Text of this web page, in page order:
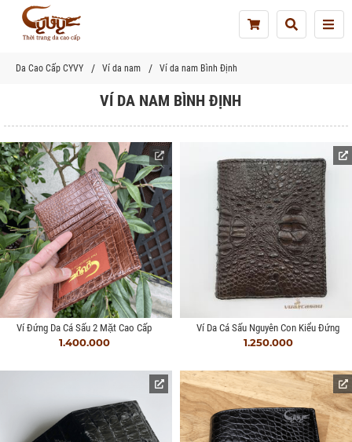
Da Cao Cấp CYVY Ví da nam Ví da nam Bình Định
VÍ DA NAM BÌNH ĐỊNH
Ví Đứng Da Cá Sấu 2 Mặt Cao Cấp
1.400.000
Ví Da Cá Sấu Nguyên Con Kiểu Đứng
1.250.000